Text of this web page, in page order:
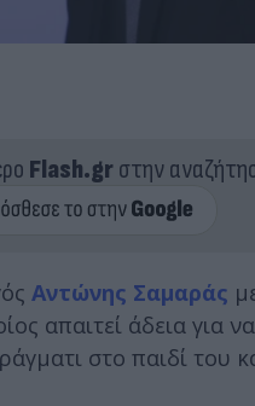
Flash.grστην
Αντώνης Σαμαράς
απαιτεί άδεια για
στο παιδί του